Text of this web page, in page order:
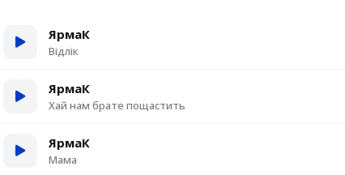
ЯрмаК
Відлік
ЯрмаК
Хай нам брате пощастить
ЯрмаК
Мама